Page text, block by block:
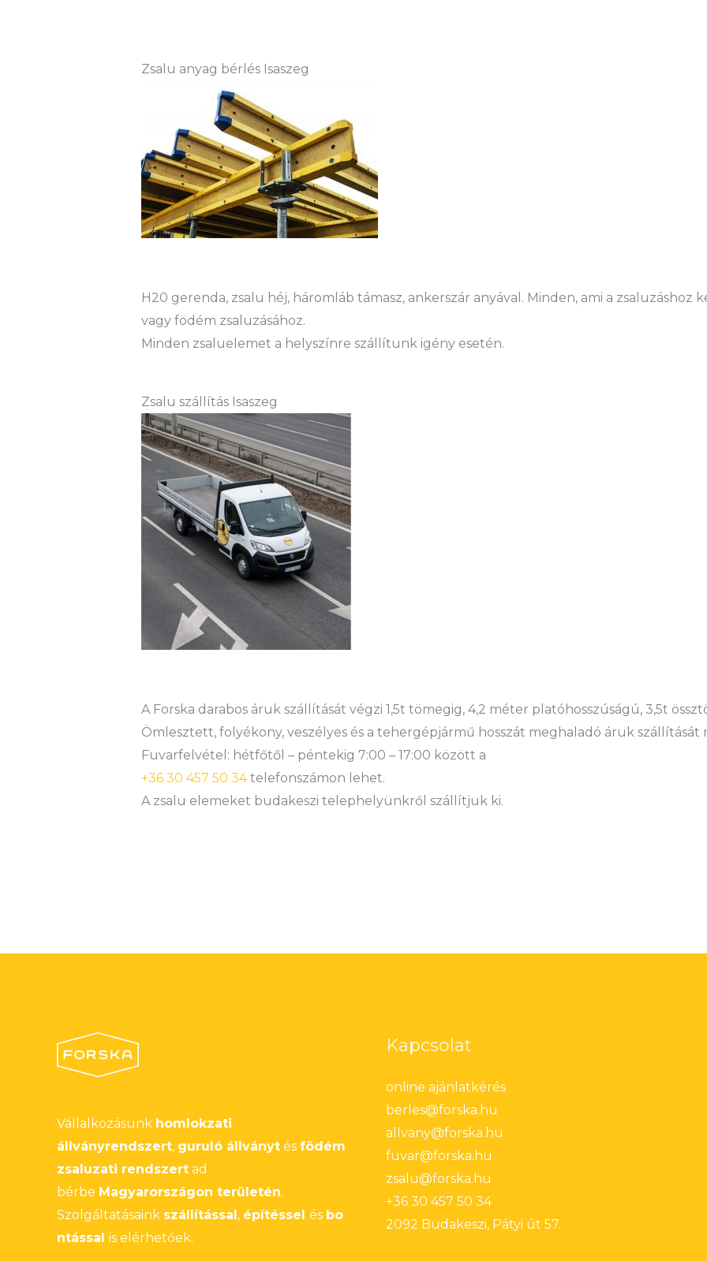
Zsalu anyag bérlés Isaszeg
H20 gerenda, zsalu héj, háromláb támasz, ankerszár anyával. Minden, ami a zsaluzáshoz
vagy födém zsaluzásához.
Minden zsaluelemet a helyszínre szállítunk igény esetén.
Zsalu szállítás Isaszeg
A Forska darabos áruk szállítását végzi 1,5t tömegig, 4,2 méter platóhosszúságú, 3,5t
Ömlesztett, folyékony, veszélyes és a tehergépjármű hosszát meghaladó áruk szállítását
Fuvarfelvétel: hétfőtől – péntekig 7:00 – 17:00 között a
+36 30 457 50 34telefonszámon lehet.
A zsalu elemeket budakeszi telephelyünkről szállítjuk ki.
Vállalkozásunk homlokzati
állványrendszert, guruló állványt és födém
zsaluzati rendszert ad
bérbe Magyarországon területén.
Szolgáltatásaink szállítással , építéssel és bo
ntással is elérhetőek.
Kapcsolat
online ajánlatkérés
berles@forska.hu
allvany@forska.hu
fuvar@forska.hu
zsalu@forska.hu
+36 30 457 50 34
2092 Budakeszi, Pátyi út 57.